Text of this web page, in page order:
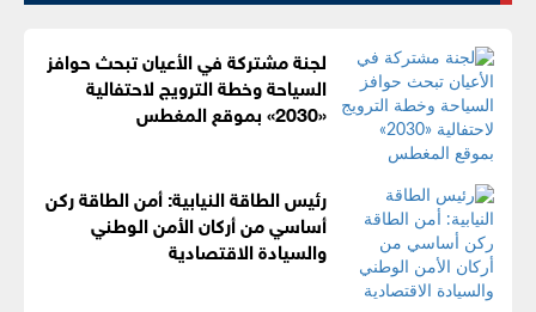
لجنة مشتركة في الأعيان تبحث حوافز
السياحة وخطة الترويج لاحتفالية
«2030» بموقع المغطس
رئيس الطاقة النيابية: أمن الطاقة ركن
أساسي من أركان الأمن الوطني
والسيادة الاقتصادية